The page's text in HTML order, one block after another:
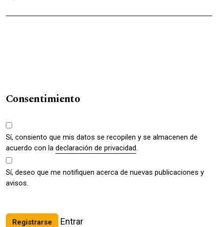
Consentimiento
Sí, consiento que mis datos se recopilen y se almacenen de
acuerdo con la declaración de privacidad.
Sí, deseo que me notifiquen acerca de nuevas publicaciones y
avisos.
Registrarse Entrar